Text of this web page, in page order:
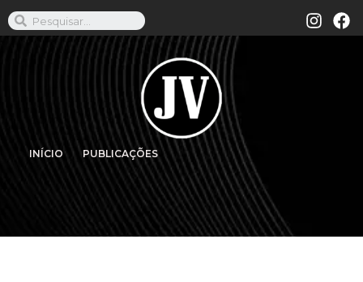
INÍCIO PUBLICAÇÕES